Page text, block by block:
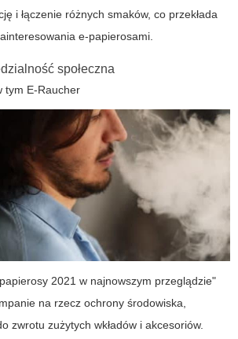
i łączenie różnych smaków, co przekłada
e-papierosami.
społeczna
tym E-Raucher
2021 w najnowszym przeglądzie"
na rzecz ochrony środowiska,
zwrotu zużytych wkładów i akcesoriów.